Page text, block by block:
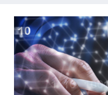
Da Inail e